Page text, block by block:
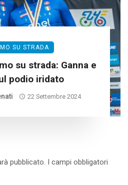
SU STRADA
su strada: Ganna e
podio iridato
22 Settembre 2024
pubblicato. I campi obbligatori